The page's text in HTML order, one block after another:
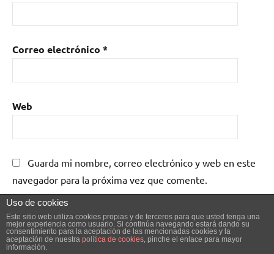
Correo electrónico *
Web
Guarda mi nombre, correo electrónico y web en este
navegador para la próxima vez que comente.
Uso de cookies
Este sitio web utiliza cookies propias y de terceros para que usted tenga una
mejor experiencia como usuario. Si continúa navegando estará dando su
consentimiento para la aceptación de las mencionadas cookies y la
aceptación de nuestra política de cookies, pinche el enlace para mayor
información.